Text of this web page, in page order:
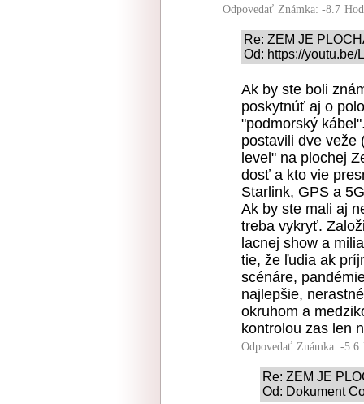
Odpovedať Známka: -8.7
Re: ZEM JE
Od: https://
Ak by ste boli
poskytnúť aj o
"podmorský
postavili dve veže
level" na plochej
dosť a kto vie
Starlink, GPS a
Ak by ste mali aj
treba vykryť.
lacnej show a
tie, že ľudia ak
scénáre,
najlepšie,
okruhom a
kontrolou zas len
Odpovedať Známka: -5.6
Re: ZEM JE
Od: Dokument